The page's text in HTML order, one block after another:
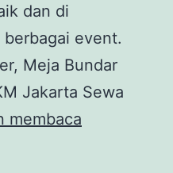
dan di
event.
Meja Bundar
Jakarta Sewa
membaca